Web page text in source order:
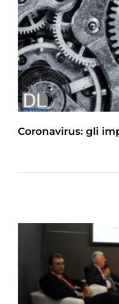
Coronavirus: gli